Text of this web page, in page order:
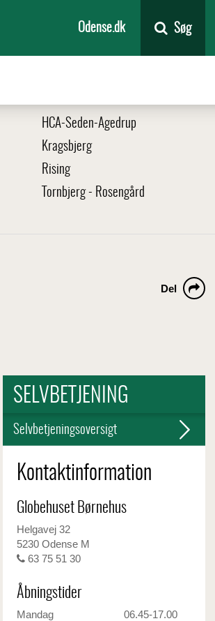
Odense.dk Søg
HCA-Seden-Agedrup
Kragsbjerg
Rising
Tornbjerg - Rosengård
Del
SELVBETJENING
Selvbetjeningsoversigt
Kontaktinformation
Globehuset Børnehus
Helgavej 32
5230 Odense M
63 75 51 30
Åbningstider
Mandag
06.45-17.00